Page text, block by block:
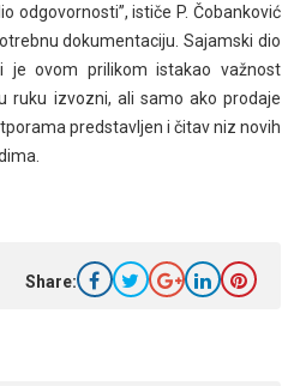
odgovornosti”, ističe P. Čobanković
dokumentaciju. Sajamski dio
je ovom prilikom istakao važnost
ruku izvozni, ali samo ako prodaje
predstavljen i čitav niz novih
Share: